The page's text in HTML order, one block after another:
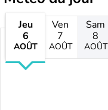
Jeu
6
AOÛT
Ven
7
AOÛT
Sam
8
AOÛT